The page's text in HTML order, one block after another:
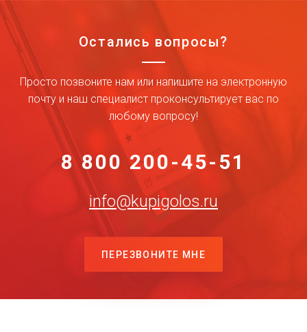
Остались вопросы?
Просто позвоните нам или напишите на электронную
почту и наш специалист проконсультирует вас по
любому вопросу!
8 800 200-45-51
info@kupigolos.ru
ПЕРЕЗВОНИТЕ МНЕ